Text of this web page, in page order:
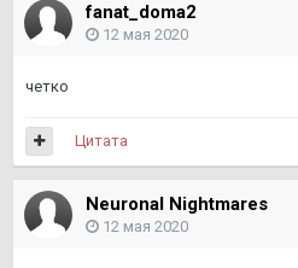
fanat_doma2
12 мая 2020
четко
Цитата
Neuronal Nightmares
12 мая 2020